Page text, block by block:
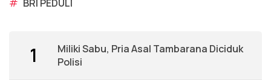
# BRI PEDULI
1
Miliki Sabu, Pria Asal Tambarana Diciduk
Polisi